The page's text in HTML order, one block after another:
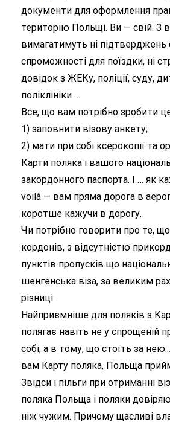
документи для оформлення
територію Польщі. Ви — свій. З
вимагатимуть ні підтверджень
спроможності для поїздки, ні
довідок з ЖЕКу, поліції, суду,
поліклініки ….
Все, що вам потрібно зробити
1) заповнити візову анкету;
2) мати при собі ксерокопії та
Карти поляка і вашого
закордонного паспорта. І … як
voilà — вам пряма дорога в
коротше кажучи в дорогу.
Чи потрібно говорити про те,
кордонів, з відсутністю
пунктів пропусків що
шенгенська віза, за великим
різниці.
Найприємніше для поляків з
полягає навіть не у спрощеній
собі, а в тому, що стоїть за
вам Карту поляка, Польща
Звідси і пільги при отриманні
поляка Польща і поляки
ніж чужим. Причому щасливі